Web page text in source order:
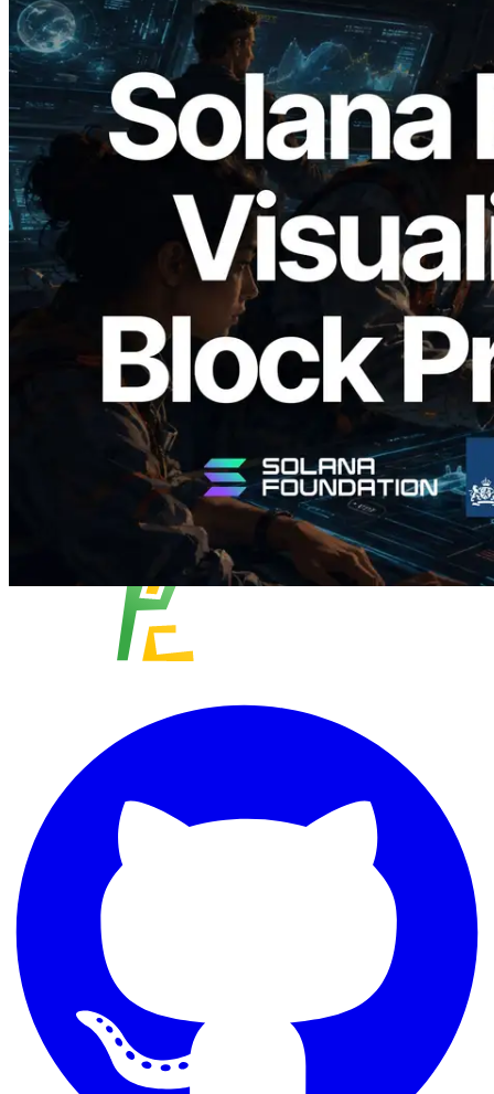
2026.05.24
Validators Solutions lance le Solana Block
Analyzer — Visualisation du temps de
production de bloc par slot et des
validateurs assignés